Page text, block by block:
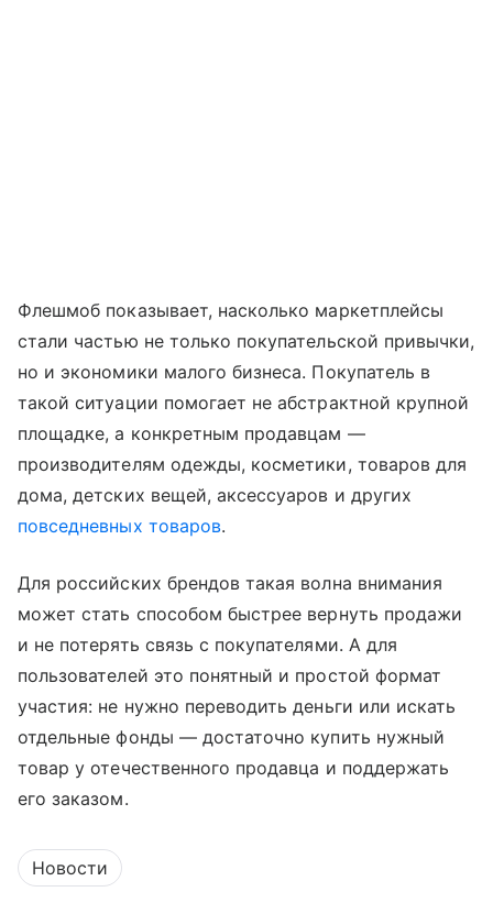
Флешмоб показывает, насколько маркетплейсы
стали частью не только покупательской привычки,
но и экономики малого бизнеса. Покупатель в
такой ситуации помогает не абстрактной крупной
площадке, а конкретным продавцам —
производителям одежды, косметики, товаров для
дома, детских вещей, аксессуаров и других
повседневных товаров.
Для российских брендов такая волна внимания
может стать способом быстрее вернуть продажи
и не потерять связь с покупателями. А для
пользователей это понятный и простой формат
участия: не нужно переводить деньги или искать
отдельные фонды — достаточно купить нужный
товар у отечественного продавца и поддержать
его заказом.
Новости